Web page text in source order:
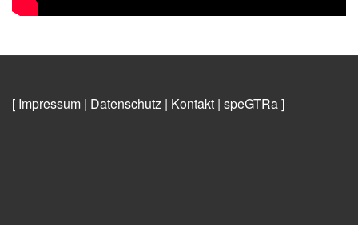
[ Impressum | Datenschutz | Kontakt | speGTRa]